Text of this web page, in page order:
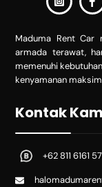
Maduma Rent Car
armada terawat,
memenuhi
kenyamanan
Kontak
+62 811 6161